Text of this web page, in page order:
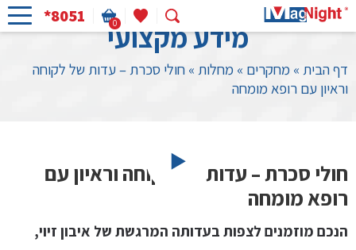
0
*8051
מידע מקצועי
דף הבית » מחקרים » מחלות » חולי סכרת – עדות של לקוחה
וראיון עם רופא מומחה
חולי סכרת – עדות של לקוחה וראיון עם
רופא מומחה
הנכם מוזמנים לצפות בעדותה המרגשת של איבון זיוי,